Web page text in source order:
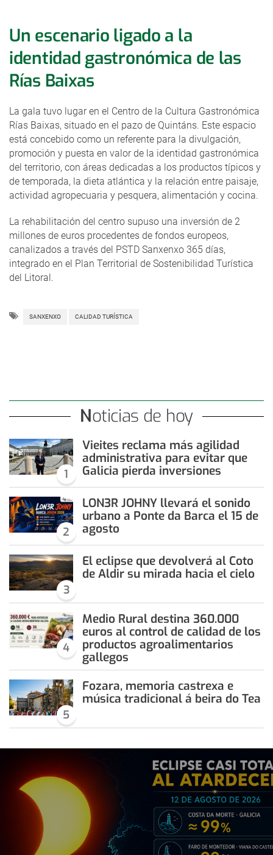
Un escenario ligado a la
identidad gastronómica de las
Rías Baixas
La gala tuvo lugar en el Centro de la Cultura Gastronómica
Rías Baixas, situado en el pazo de Quintáns. Este espacio
está concebido como un referente para la divulgación,
promoción y puesta en valor de la identidad gastronómica
del territorio, con áreas dedicadas a los productos típicos y
de temporada, la dieta atlántica y la relación entre paisaje,
actividad agropecuaria y pesquera, alimentación y cocina.
La rehabilitación del centro supuso una inversión de 2
millones de euros procedentes de fondos europeos,
canalizados a través del PSTD Sanxenxo 365 días,
integrado en el Plan Territorial de Sostenibilidad Turística
del Litoral.
SANXENXO CALIDAD TURÍSTICA
Noticias de hoy
1
Vieites reclama más agilidad
administrativa para evitar que
Galicia pierda inversiones
2
LON3R JOHNY llevará el sonido
urbano a Ponte da Barca el 15 de
agosto
3
El eclipse que devolverá al Coto
de Aldir su mirada hacia el cielo
4
Medio Rural destina 360.000
euros al control de calidad de los
productos agroalimentarios
gallegos
5
Fozara, memoria castrexa e
música tradicional á beira do Tea